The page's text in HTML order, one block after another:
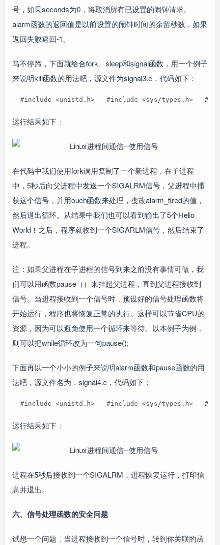
号，如果seconds为0，将取消所有已设置的闹钟请求。
alarm函数的返回值是以前设置的闹钟时间的余留秒数，如果
返回失败返回-1。
马不停蹄，下面就给合fork、sleep和signal函数，用一个例子
来说明kill函数的用法吧，源文件为signal3.c，代码如下：
#include <unistd.h>   #include <sys/types.h>
运行结果如下：
在代码中我们使用fork调用复制了一个新进程，在子进程
中，5秒后向父进程中发送一个SIGALRM信号，父进程中捕
获这个信号，并用ouch函数来处理，变改alarm_fired的值，
然后退出循环。从结果中我们也可以看到输出了5个Hello
World！之后，程序就收到一个SIGARLM信号，然后结束了
进程。
注：如果父进程在子进程的信号到来之前没有事情可做，我
们可以用函数pause（）来挂起父进程，直到父进程接收到
信号。当进程接收到一个信号时，预设好的信号处理函数将
开始运行，程序也将恢复正常的执行。这样可以节省CPU的
资源，因为可以避免使用一个循环来等待。以本例子为例，
则可以把while循环改为一句pause();
下面再以一个小小的例子来说明alarm函数和pause函数的用
法吧，源文件名为，signal4.c，代码如下：
#include <unistd.h>   #include <sys/types.h>
运行结果如下：
进程在5秒后接收到一个SIGALRM，进程恢复运行，打印信
息并退出。
六、信号处理函数的安全问题
试想一个问题，当进程接收到一个信号时，转到你关联的函